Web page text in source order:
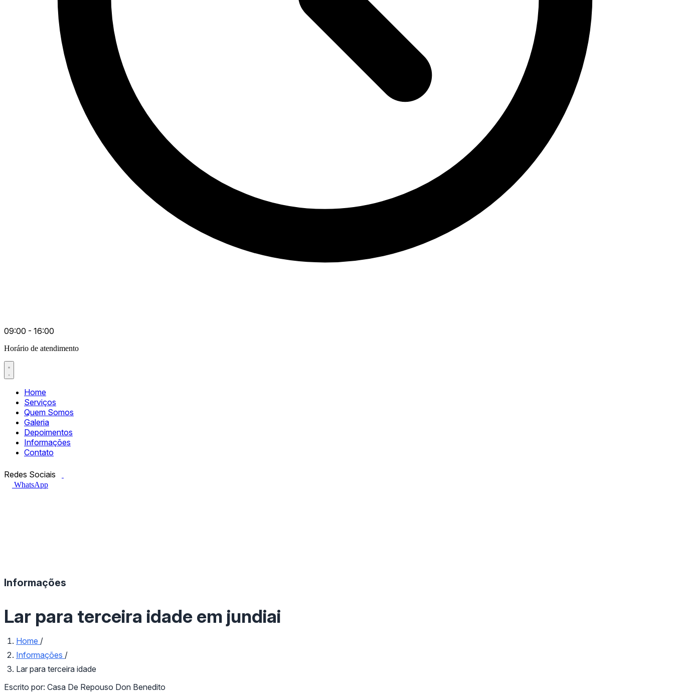
09:00 - 16:00
Horário de atendimento
Home
Serviços
Quem Somos
Galeria
Depoimentos
Informações
Contato
Redes Sociais
WhatsApp
Informações
Lar para terceira idade em jundiai
Home /
Informações /
Lar para terceira idade
Escrito por: Casa De Repouso Don Benedito